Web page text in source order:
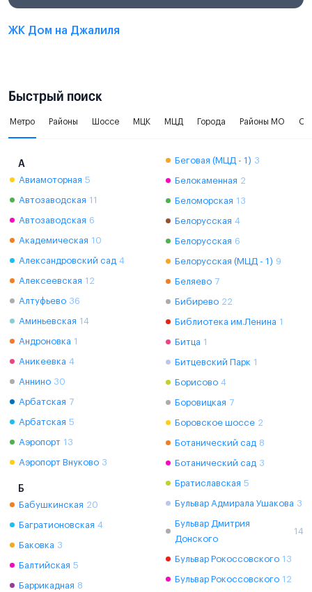
ЖК Дом на Джалиля
Быстрый поиск
Метро Районы Шоссе МЦК МЦД Города Районы МО
А
Авиамоторная 5
Автозаводская 11
Автозаводская 6
Академическая 10
Александровский сад 4
Алексеевская 12
Алтуфьево 36
Аминьевская 14
Андроновка 1
Аникеевка 4
Аннино 30
Арбатская 7
Арбатская 5
Аэропорт 13
Аэропорт Внуково 3
Б
Бабушкинская 20
Багратионовская 4
Баковка 3
Балтийская 5
Баррикадная 8
Беговая (МЦД - 1) 3
Белокаменная 2
Беломорская 13
Белорусская 4
Белорусская 6
Белорусская (МЦД - 1) 9
Беляево 7
Бибирево 22
Библиотека им.Ленина 1
Битца 1
Битцевский Парк 1
Борисово 4
Боровицкая 7
Боровское шоссе 2
Ботанический сад 8
Ботанический сад 3
Братиславская 5
Бульвар Адмирала Ушакова 3
Бульвар Дмитрия
Донского
14
Бульвар Рокоссовского 13
Бульвар Рокоссовского 12